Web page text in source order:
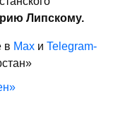
Липскому.
в Max и Telegram-